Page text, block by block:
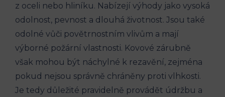
z oceli nebo hliníku. Nabízejí výhody jako vysoká
odolnost, pevnost a dlouhá životnost. Jsou také
odolné vůči povětrnostním vlivům a mají
výborné požární vlastnosti. Kovové zárubně
však mohou být náchylné k rezavění, zejména
pokud nejsou správně chráněny proti vlhkosti.
Je tedy důležité pravidelně provádět údržbu a